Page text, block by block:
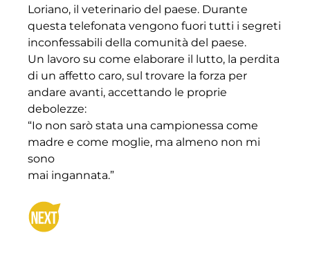
Loriano, il veterinario del paese. Durante
questa telefonata vengono fuori tutti i segreti
inconfessabili della comunità del paese.
Un lavoro su come elaborare il lutto, la perdita
di un affetto caro, sul trovare la forza per
andare avanti, accettando le proprie
debolezze:
“Io non sarò stata una campionessa come
madre e come moglie, ma almeno non mi
sono
mai ingannata.”